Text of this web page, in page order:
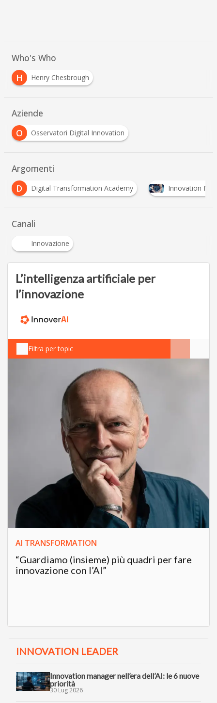
Who's Who
H
Henry Chesbrough
Aziende
O
Osservatori Digital Innovation
Argomenti
Innovation Management Innovation Manager
Canali
Innovazione
L’intelligenza artificiale per
l’innovazione
Filtra per topic
AI TRANSFORMATION
“Guardiamo (insieme) più quadri per fare
innovazione con l’AI”
INNOVATION LEADER
Innovation manager nell’era dell’AI: le 6 nuove
priorità
30 Lug 2026